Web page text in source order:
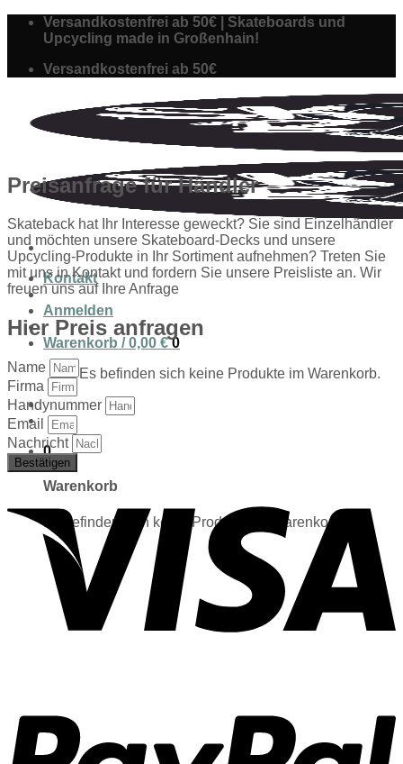
Skip
Versandkostenfrei ab 50€ | Skateboards und
Upcycling made in Großenhain!
Versandkostenfrei ab 50€
Kontakt
Anmelden
Warenkorb /0,00 € 0
Es befinden sich keine Produkte im Warenkorb.
0
Warenkorb
Es befinden sich keine Produkte im Warenkorb.
Preisanfrage für Händler
Skateback hat Ihr Interesse geweckt? Sie sind Einzelhändler
und möchten unsere Skateboard-Decks und unsere
Upcycling-Produkte in Ihr Sortiment aufnehmen? Treten Sie
mit uns in Kontakt und fordern Sie unsere Preisliste an. Wir
freuen uns auf Ihre Anfrage
Hier Preis anfragen
Name
Firma
Handynummer
Email
Nachricht
Bestätigen